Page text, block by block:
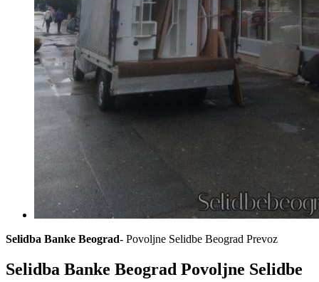
Selidba Banke Beograd- Povoljne Selidbe Beograd Prevoz
Selidba Banke Beograd Povoljne Selidbe